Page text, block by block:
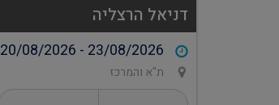
דניאל הרצליה
20/08/2026 - 23/08/2026
ת"א והמרכז